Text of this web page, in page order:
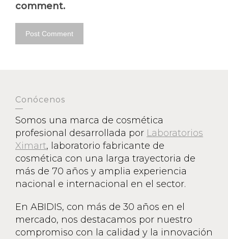
comment.
Conócenos
Somos una marca de cosmética
profesional desarrollada por Laboratorios
Ximart, laboratorio fabricante de
cosmética con una larga trayectoria de
más de 70 años y amplia experiencia
nacional e internacional en el sector.
En ABIDIS, con más de 30 años en el
mercado, nos destacamos por nuestro
compromiso con la calidad y la innovación